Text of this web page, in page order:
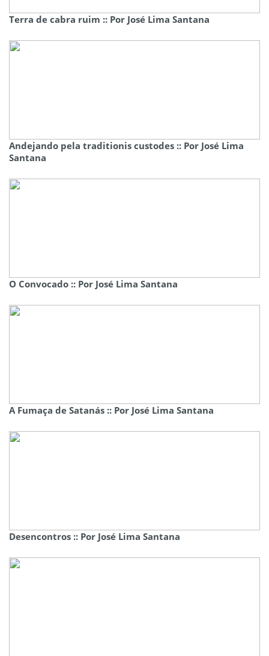
Terra de cabra ruim :: Por José Lima Santana
Andejando pela traditionis custodes :: Por José Lima
Santana
O Convocado :: Por José Lima Santana
A Fumaça de Satanás :: Por José Lima Santana
Desencontros :: Por José Lima Santana